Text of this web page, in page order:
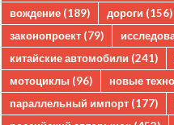
вождение (189) дороги (156)
законопроект (79)
китайские автомобили (241)
мотоциклы (96) новые
параллельный импорт (177)